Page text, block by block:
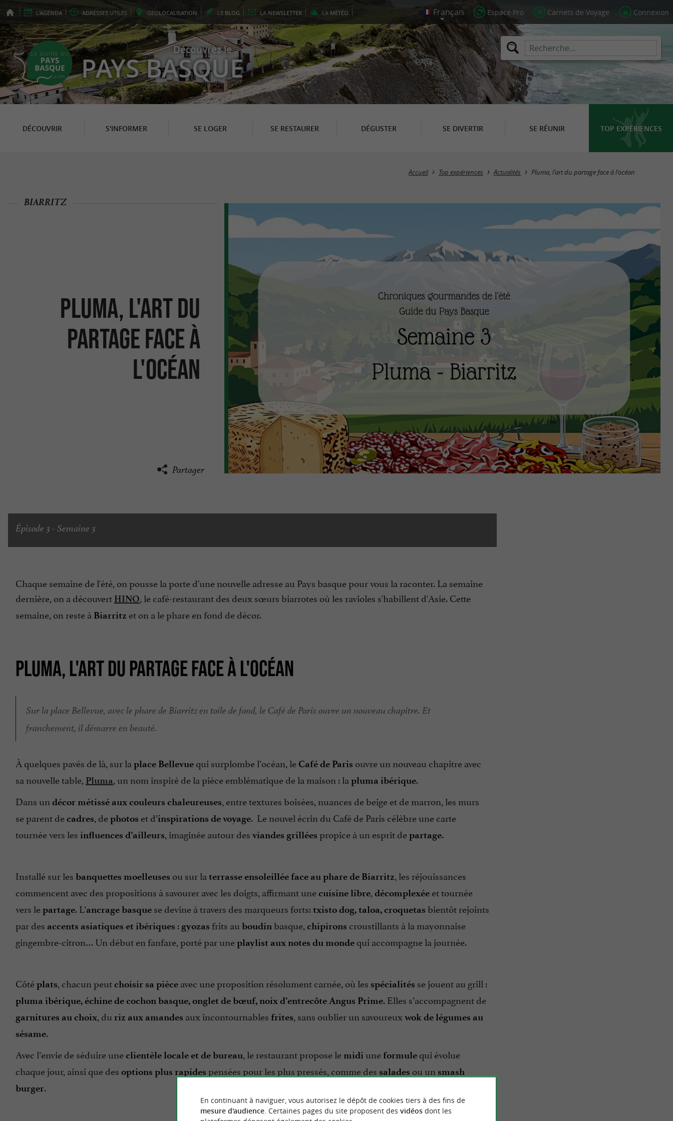
L'AGENDA ADRESSES UTILES GEOLOCALISATION LE BLOG LA NEWSLETTER LA MÉTÉO Espace Pro Carnets de Voyage Connexion
Découvrez le
PAYS BASQUE
DÉCOUVRIR S'INFORMER SE LOGER SE RESTAURER DÉGUSTER SE DIVERTIR SE RÉUNIR TOP EXPÉRIENCES
Accueil Top expériences Actualités Pluma, l'art du partage face à l'océan
Pluma, l'art du
partage face à
l'océan
BIARRITZ
Partager
Épisode 3 - Semaine 3
Chaque semaine de l'été, on pousse la porte d'une nouvelle adresse au Pays basque pour vous la raconter. La semaine
dernière, on a découvert HINO, le café-restaurant des deux sœurs biarrotes où les ravioles s'habillent d'Asie. Cette
semaine, on reste à Biarritz et on a le phare en fond de décor.
PLUMA, L'ART DU PARTAGE FACE À L'OCÉAN
Sur la place Bellevue, avec le phare de Biarritz en toile de fond, le Café de Paris ouvre un nouveau chapitre. Et
franchement, il démarre en beauté.
À quelques pavés de là, sur la place Bellevuequi surplombe l’océan, leCafé de Paris ouvre un nouveau chapitre avec
sa nouvelle table, Pluma, un nom inspiré de la pièce emblématique de la maison : la pluma ibérique.
Dans un décor métissé aux couleurs chaleureuses, entre textures boisées, nuances de beige et de marron, les murs
se parent decadres, dephotos et d’inspirations de voyage. Le nouvel écrin du Café de Paris célèbre une carte
tournée vers les influences d’ailleurs, imaginée autour des viandes grillées propice à un esprit departage.
Installé sur les banquettes moelleuses ou sur la terrasse ensoleillée face au phare de Biarritz, les réjouissances
commencent avec des propositions à savourer avec les doigts, affirmant unecuisine libre, décomplexée et tournée
vers lepartage. L’ancrage basque se devine à travers des marqueurs forts:txisto dog, taloa, croquetas bientôt rejoints
par des accents asiatiques et ibériques : gyozas frits au boudin basque, chipirons croustillants à la mayonnaise
gingembre-citron… Un début en fanfare, porté par uneplaylist aux notes du mondequi accompagne la journée.
Côtéplats, chacun peutchoisir sa pièce avec une proposition résolument carnée, où les spécialités se jouent au grill :
pluma ibérique, échine de cochon basque, onglet de bœuf, noix d’entrecôte Angus Prime. Elles s’accompagnent de
garnitures au choix, du riz aux amandes aux incontournables frites, sans oublier un savoureux wok de légumes au
sésame.
Avec l’envie de séduire uneclientèle locale et de bureau, le restaurant propose le midi une formulequi évolue
chaque jour, ainsi que des options plus rapides pensées pour les plus pressés, comme des salades ou un smash
burger.
En continuant à naviguer, vous autorisez le dépôt de cookies tiers à des fins de
mesure d'audience. Certaines pages du site proposent des vidéosdont les